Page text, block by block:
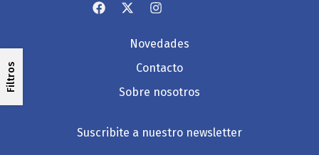
Filtros
Novedades
Contacto
Sobre nosotros
Suscribite a nuestro newsletter